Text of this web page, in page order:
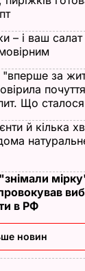
– і ваш салат
за
Що сталося
й кілька
в РФ
новин